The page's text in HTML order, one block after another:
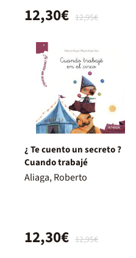
12,95€
12,30€
¿ Te cuento un secreto ?
Cuando trabajé
Aliaga, Roberto
12,95€
12,30€